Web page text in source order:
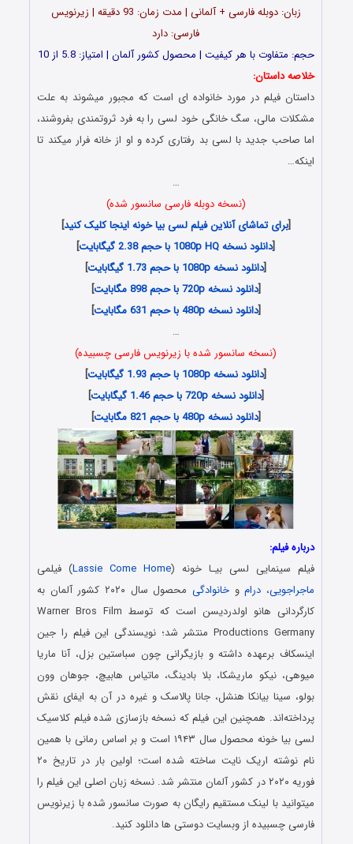
زبان: دوبله فارسی + آلمانی | مدت زمان: 93 دقیقه | زیرنویس
فارسی: دارد
حجم: متفاوت با هر کیفیت | محصول کشور آلمان | امتیاز: 5.8 از 10
خلاصه داستان:
داستان فیلم در مورد خانواده ‌ای است که مجبور میشوند به علت
مشکلات مالی، سگ خانگی خود لسی را به فرد ثروتمندی بفروشند،
اما صاحب جدید با لسی بد رفتاری کرده و او از خانه فرار میکند تا
اینکه…
…
(نسخه دوبله فارسی سانسور شده)
[برای تماشای آنلاین فیلم لسی بیا خونه اینجا کلیک کنید]
[دانلود نسخه 1080p HQ با حجم 2.38 گیگابایت
]
[دانلود نسخه 1080p با حجم 1.73 گیگابایت
]
[دانلود نسخه 720p با حجم 898 مگابایت
]
[دانلود نسخه 480p با حجم 631 مگابایت
]
…
(نسخه سانسور شده با زیرنویس فارسی چسبیده)
[دانلود نسخه 1080p با حجم 1.93 گیگابایت
]
[دانلود نسخه 720p با حجم 1.46 گیگابایت
]
[دانلود نسخه 480p با حجم 821 مگابایت ]
درباره فیلم:
فیلم سینمایی لسی بیـا خونه (Lassie Come Home) فیلمی
ماجراجویی، دراموخانوادگی
محصول سال ۲۰۲۰ کشور آلمان به
کارگردانی هانو اولدردیسن است که توسط Warner Bros Film
Productions Germany منتشر شد؛ نویسندگی این فیلم را جین
اینسکاف برعهده داشته و بازیگرانی چون سباستین بزل، آنا ماریا
میوهی، نیکو ماریشکا، بلا بادینگ، ماتیاس هابیچ، جوهان وون
بولو، سینا بیانکا هنشل، جانا پالاسک و غیره در آن به ایفای نقش
پرداخته‌اند. همچنین این فیلم که نسخه بازسازی شده فیلم کلاسیک
لسی بیا خونه محصول سال ۱۹۴۳ است و بر اساس رمانی با همین
نام نوشته اریک نایت ساخته شده است؛ اولین بار در تاریخ ۲۰
فوریه ۲۰۲۰ در کشور آلمان منتشر شد. نسخه زبان اصلی این فیلم را
میتوانید با لینک مستقیم رایگان به صورت سانسور شده با زیرنویس
فارسی چسبیده از وبسایت دوستی ها دانلود کنید.